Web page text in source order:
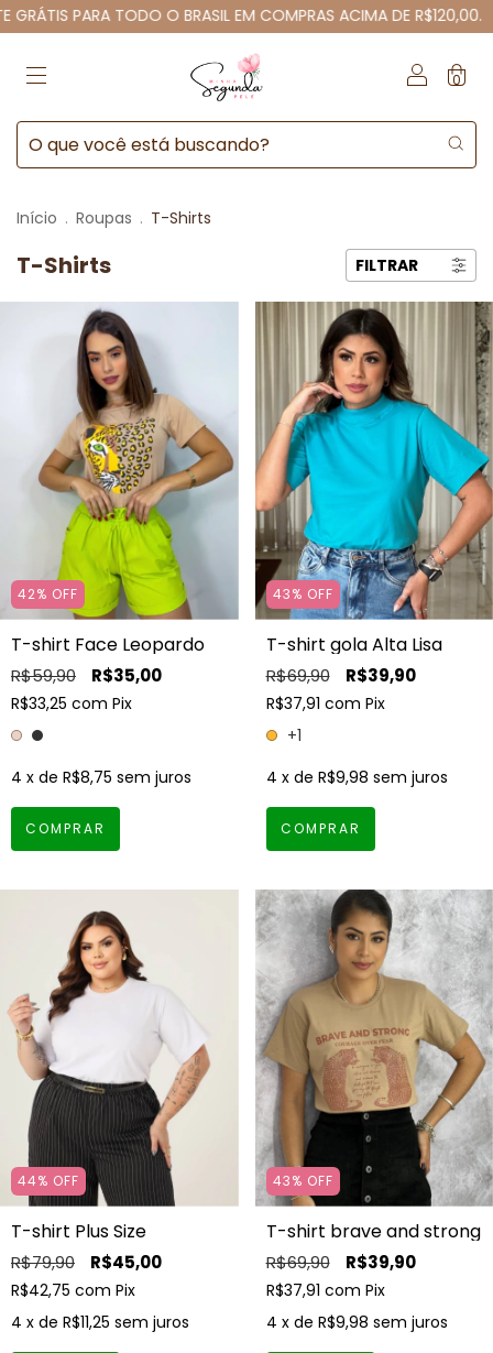
PARA TODO O BRASIL EM COMPRAS ACIMA DE R$120,00.
0
Início . Roupas . T-Shirts
T-Shirts FILTRAR
42% OFF
T-shirt Face Leopardo
R$59,90 R$35,00
R$33,25 com Pix
4 x de R$8,75 sem juros
COMPRAR
43% OFF
T-shirt gola Alta Lisa
R$69,90 R$39,90
R$37,91 com Pix
+1
4 x de R$9,98 sem juros
COMPRAR
44% OFF
T-shirt Plus Size
R$79,90 R$45,00
R$42,75 com Pix
4 x de R$11,25 sem juros
43% OFF
T-shirt brave and strong
R$69,90 R$39,90
R$37,91 com Pix
4 x de R$9,98 sem juros